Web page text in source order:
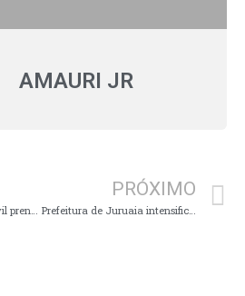
AMAURI JR
PRÓXIMO
Prefeitura de Juruaia intensifica ações de sinalização viária